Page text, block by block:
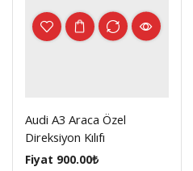
Audi A3 Araca Özel
Direksiyon Kılıfı
Fiyat 900.00₺